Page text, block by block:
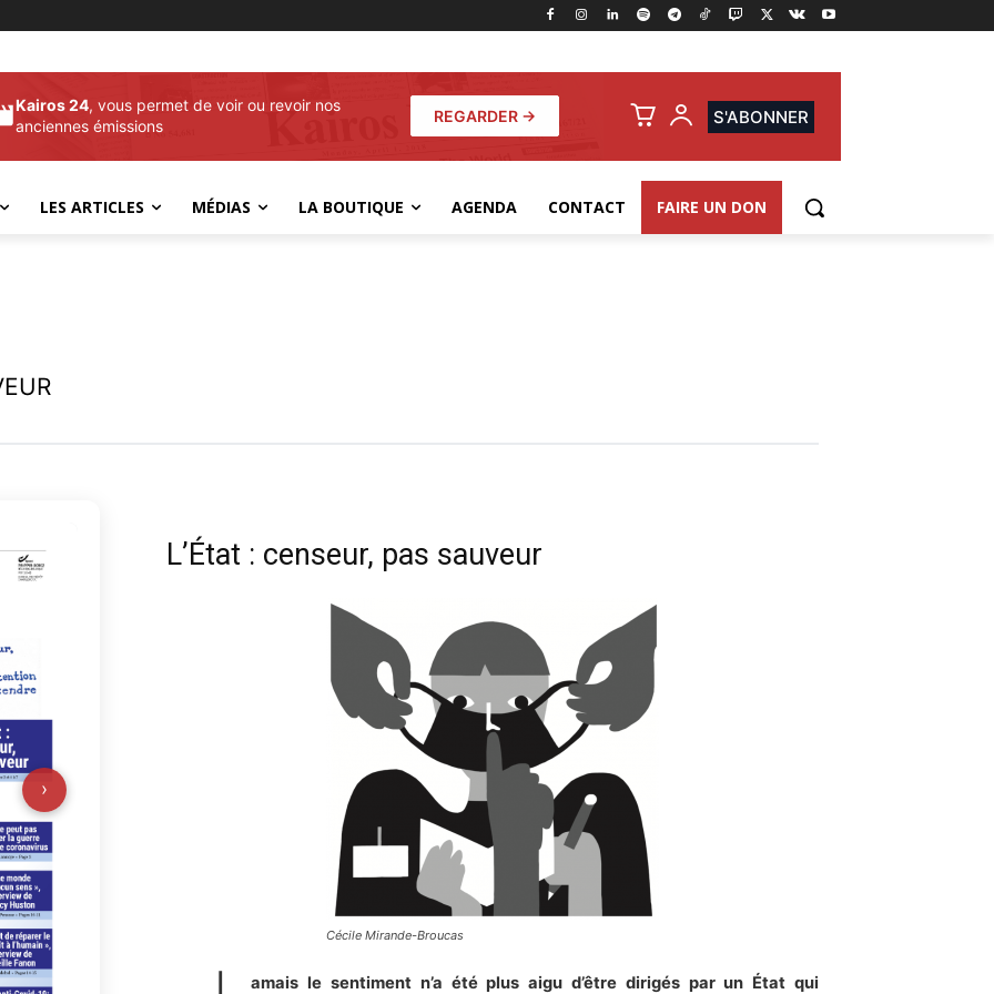
Kairos 24, vous permet de voir ou revoir nos
anciennes émissions
REGARDER → S'ABONNER
LES ARTICLES MÉDIAS LA BOUTIQUE AGENDA CONTACT FAIRE UN DON
›
L’État : censeur, pas sauveur
Cécile Mirande-Broucas
amais le sentiment n’a été plus aigu d’êtredirigés par un État qui